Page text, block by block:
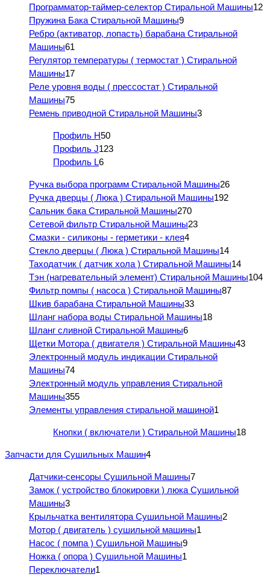
Программатор-таймер-селектор Стиральной Машины12
Пружина Бака Стиральной Машины9
Ребро (активатор, лопасть) барабана Стиральной
Машины61
Регулятор температуры ( термостат ) Стиральной
Машины17
Реле уровня воды ( прессостат ) Стиральной
Машины75
Ремень приводной Стиральной Машины3
Профиль H50
Профиль J123
Профиль L6
Ручка выбора программ Стиральной Машины26
Ручка дверцы ( Люка ) Стиральной Машины192
Сальник бака Стиральной Машины270
Сетевой фильтр Стиральной Машины23
Смазки - силиконы - герметики - клея4
Стекло дверцы ( Люка ) Стиральной Машины14
Таходатчик ( датчик хола ) Стиральной Машины14
Тэн (нагревательный элемент) Стиральной Машины104
Фильтр помпы ( насоса ) Стиральной Машины87
Шкив барабана Стиральной Машины33
Шланг набора воды Стиральной Машины18
Шланг сливной Стиральной Машины6
Щетки Мотора ( двигателя ) Стиральной Машины43
Электронный модуль индикации Стиральной
Машины74
Электронный модуль управления Стиральной
Машины355
Элементы управления стиральной машиной1
Кнопки ( включатели ) Стиральной Машины18
Запчасти для Сушильных Машин4
Датчики-сенсоры Сушильной Машины7
Замок ( устройство блокировки ) люка Сушильной
Машины3
Крыльчатка вентилятора Сушильной Машины2
Мотор ( двигатель ) сушильной машины1
Насос ( помпа ) Сушильной Машины9
Ножка ( опора ) Сушильной Машины1
Переключатели1